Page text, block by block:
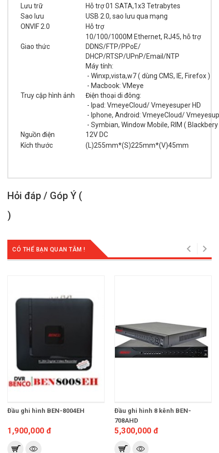
Lưu trữ
Hỗ trợ 01 SATA,1x3 Tetrabytes
Sao lưu
USB 2.0, sao lưu qua mạng
ONVIF 2.0
Hỗ trợ
Giao thức
10/100/1000M Ethernet, RJ45, hỗ trợ
DDNS/FTP/PPoE/
DHCP/RTSP/UPnP/Email/NTP
Truy cập hình ảnh
Máy tính:
- Winxp,vista,w7 ( dùng CMS, IE, Firefox )
- Macbook: VMeye
Điện thoại di đông:
- Ipad: VmeyeCloud/ Vmeyesuper HD
- Iphone, Android: VmeyeCloud/
- Symbian, Window Mobile, RIM (
Nguồn điện
12V DC
Kích thước
(L)255mm*(S)225mm*(V)45mm
Hỏi đáp / Góp Ý (
)
CÓ THỂ BẠN QUAN TÂM !
Đầu ghi hình BEN-8004EH
1,900,000 đ
Đầu ghi hình 8 kênh BEN-
708AHD
5,300,000 đ